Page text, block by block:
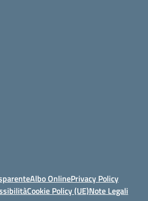
Albo OnlinePrivacy Policy
Cookie Policy (UE)Note Legali